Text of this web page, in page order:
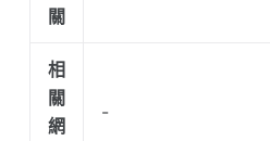
關
相
關
網
-